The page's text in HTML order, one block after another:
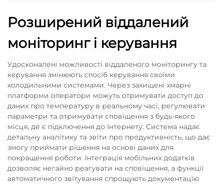
Розширений віддалений
моніторинг і керування
Удосконалені можливості віддаленого моніторингу та
керування змінюють спосіб керування своїми
холодильними системами. Через захищені хмарні
платформи оператори можуть отримувати доступ до
даних про температуру в реальному часі, регулювати
параметри та отримувати сповіщення з будь-якого
місця, де є підключення до Інтернету. Система надає
детальну аналітику та звіти про продуктивність, що дає
змогу приймати рішення на основі даних для
покращення роботи. Інтеграція мобільних додатків
дозволяє негайно реагувати на сповіщення, а функції
автоматичного звітування спрощують документацію